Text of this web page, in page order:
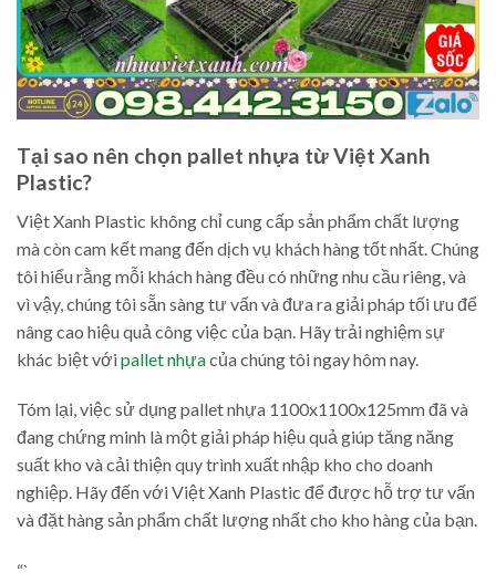
Tại sao nên chọn pallet nhựa từ Việt Xanh
Plastic?
Việt Xanh Plastic không chỉ cung cấp sản phẩm chất lượng
mà còn cam kết mang đến dịch vụ khách hàng tốt nhất. Chúng
tôi hiểu rằng mỗi khách hàng đều có những nhu cầu riêng, và
vì vậy, chúng tôi sẵn sàng tư vấn và đưa ra giải pháp tối ưu để
nâng cao hiệu quả công việc của bạn. Hãy trải nghiệm sự
khác biệt vớipallet nhựacủa chúng tôi ngay hôm nay.
Tóm lại, việc sử dụng pallet nhựa 1100x1100x125mm đã và
đang chứng minh là một giải pháp hiệu quả giúp tăng năng
suất kho và cải thiện quy trình xuất nhập kho cho doanh
nghiệp. Hãy đến với Việt Xanh Plastic để được hỗ trợ tư vấn
và đặt hàng sản phẩm chất lượng nhất cho kho hàng của bạn.
“`